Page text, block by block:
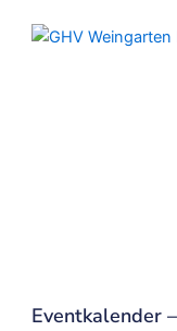
Eventkalender